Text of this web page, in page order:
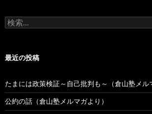
稿
検
索:
最近の投稿
たまには政策検証～自己批判も～（倉山塾メル
公約の話（倉山塾メルマガより）